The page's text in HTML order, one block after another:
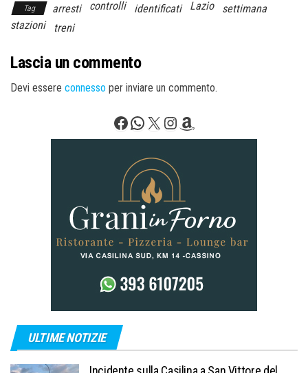
Tag arresti controlli identificati Lazio
settimana
stazioni
treni
Lascia un commento
Devi essere connesso per inviare un commento.
Facebook
WhatsApp
X Instagram
Amazon
ULTIME NOTIZIE